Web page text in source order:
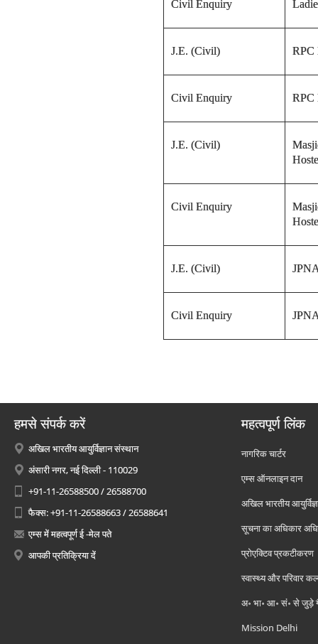
Civil Enquiry
J.E. (Civil) RPC
Civil Enquiry RPC
J.E. (Civil)
Civil Enquiry
J.E. (Civil)
Civil Enquiry
हमसे संपर्क करें
अखिल भारतीय आयुर्विज्ञान संस्थान
अंसारी नगर, नई दिल्ली - 110029
+91-11-26588500 / 26588700
फैक्स: +91-11-26588663 / 26588641
एम्स में महत्वपूर्ण ई -मेल पते
आपकी प्रतिक्रिया दें
महत्वपूर्ण लिंक
नागरिक चार्टर
एम्स ऑनलाइन दान
अखिल भारतीय
सूचना का अधिकार
प्रोएक्टिव प्रकटीकरण
स्वास्थ्य और परिवार
अ॰ भा॰ आ॰ सं॰ से जुड़े
Mission Delhi